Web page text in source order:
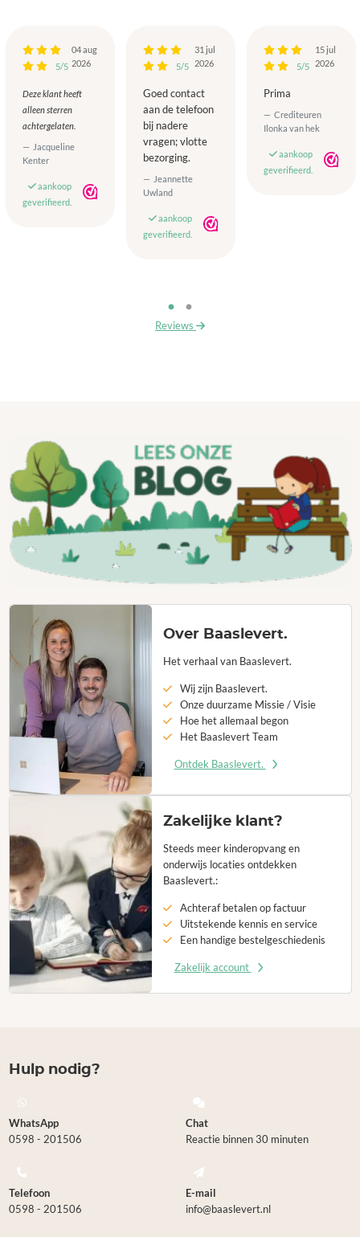
5/5
04 aug
2026
Deze klant heeft
alleen sterren
achtergelaten.
Jacqueline
Kenter
aankoop
geverifieerd.
5/5
31 jul
2026
Goed contact
aan de telefoon
bij nadere
vragen; vlotte
bezorging.
Jeannette
Uwland
aankoop
geverifieerd.
5/5
15 jul
2026
Prima
Crediteuren
Ilonka van hek
aankoop
geverifieerd.
Reviews
Over Baaslevert.
Het verhaal van Baaslevert.
Wij zijn Baaslevert.
Onze duurzame Missie / Visie
Hoe het allemaal begon
Het Baaslevert Team
Ontdek Baaslevert.
Zakelijke klant?
Steeds meer kinderopvang en
onderwijs locaties ontdekken
Baaslevert.:
Achteraf betalen op factuur
Uitstekende kennis en service
Een handige bestelgeschiedenis
Zakelijk account
Hulp nodig?
WhatsApp
0598 - 201506
Chat
Reactie binnen 30 minuten
Telefoon
0598 - 201506
E-mail
info@baaslevert.nl